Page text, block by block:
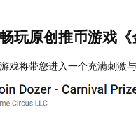
玩原创推币游戏《
戏将带您进入一个充满刺激